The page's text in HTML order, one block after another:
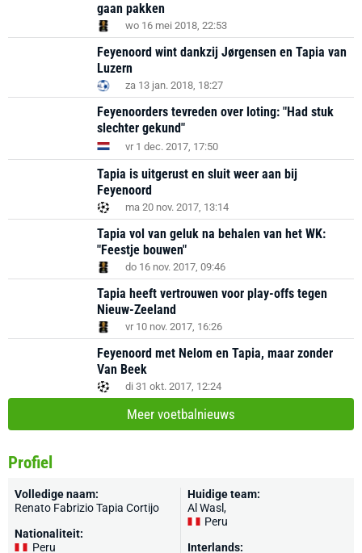
gaan pakken
wo 16 mei 2018, 22:53
Feyenoord wint dankzij Jørgensen en Tapia van
Luzern
za 13 jan. 2018, 18:27
Feyenoorders tevreden over loting: "Had stuk
slechter gekund"
vr 1 dec. 2017, 17:50
Tapia is uitgerust en sluit weer aan bij
Feyenoord
ma 20 nov. 2017, 13:14
Tapia vol van geluk na behalen van het WK:
"Feestje bouwen"
do 16 nov. 2017, 09:46
Tapia heeft vertrouwen voor play-offs tegen
Nieuw-Zeeland
vr 10 nov. 2017, 16:26
Feyenoord met Nelom en Tapia, maar zonder
Van Beek
di 31 okt. 2017, 12:24
Meer voetbalnieuws
Profiel
Volledige naam:
Renato Fabrizio Tapia Cortijo
Nationaliteit:
Peru
Huidige team:
Al Wasl,
Peru
Interlands: